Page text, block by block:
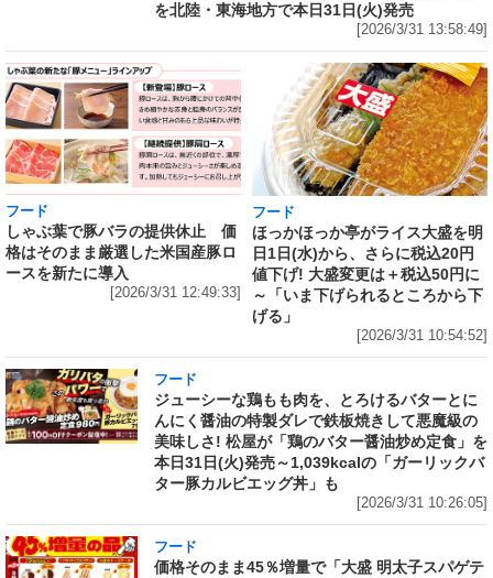
を北陸・東海地方で本日31日(火)発売
[2026/3/31 13:58:49]
フード
しゃぶ葉で豚バラの提供休止 価
格はそのまま厳選した米国産豚ロ
ースを新たに導入
[2026/3/31 12:49:33]
フード
ほっかほっか亭がライス大盛を明
日1日(水)から、さらに税込20円
値下げ! 大盛変更は＋税込50円に
～「いま下げられるところから下
げる」
[2026/3/31 10:54:52]
フード
ジューシーな鶏もも肉を、とろけるバターとに
んにく醤油の特製ダレで鉄板焼きして悪魔級の
美味しさ! 松屋が「鶏のバター醤油炒め定食」を
本日31日(火)発売～1,039kcalの「ガーリックバ
ター豚カルビエッグ丼」も
[2026/3/31 10:26:05]
フード
価格そのまま45％増量で「大盛 明太子スパゲテ